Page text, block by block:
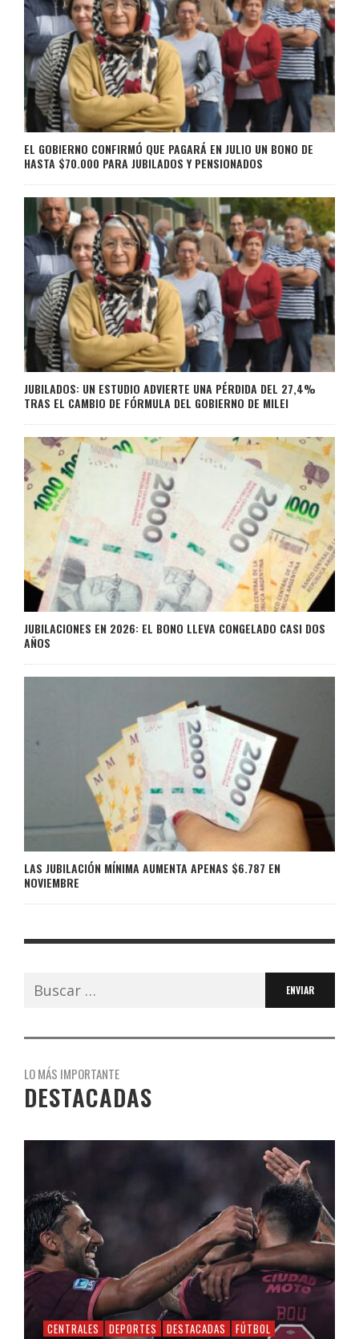
EL GOBIERNO CONFIRMÓ QUE PAGARÁ EN JULIO UN BONO DE
HASTA $70.000 PARA JUBILADOS Y PENSIONADOS
JUBILADOS: UN ESTUDIO ADVIERTE UNA PÉRDIDA DEL 27,4%
TRAS EL CAMBIO DE FÓRMULA DEL GOBIERNO DE MILEI
JUBILACIONES EN 2026: EL BONO LLEVA CONGELADO CASI DOS
AÑOS
LAS JUBILACIÓN MÍNIMA AUMENTA APENAS $6.787 EN
NOVIEMBRE
Buscar:
LO MÁS IMPORTANTE
DESTACADAS
CENTRALES DEPORTES DESTACADAS FÚTBOL